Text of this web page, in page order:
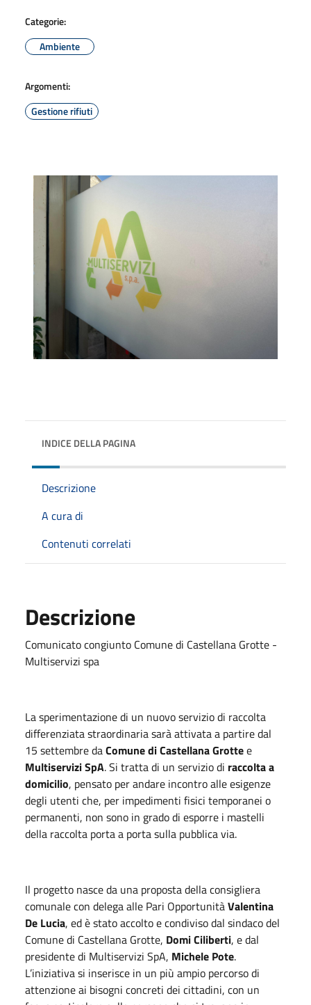
Categorie:
Ambiente
Argomenti:
Gestione rifiuti
INDICE DELLA PAGINA
Descrizione
A cura di
Contenuti correlati
Descrizione
Comunicato congiunto Comune di Castellana Grotte -
Multiservizi spa
La sperimentazione di un nuovo servizio di raccolta
differenziata straordinaria sarà attivata a partire dal
15 settembre daComune di Castellana Grottee
Multiservizi SpA. Si tratta di un servizio di raccolta a
domicilio, pensato per andare incontro alle esigenze
degli utenti che, per impedimenti fisici temporanei o
permanenti, non sono in grado di esporre i mastelli
della raccolta porta a porta sulla pubblica via.
Il progetto nasce da una proposta della consigliera
comunale con delega alle Pari OpportunitàValentina
De Lucia, ed è stato accolto e condiviso dal sindaco del
Comune di Castellana Grotte, Domi Ciliberti, e dal
presidente di Multiservizi SpA, Michele Pote.
L’iniziativa si inserisce in un più ampio percorso di
attenzione ai bisogni concreti dei cittadini, con un